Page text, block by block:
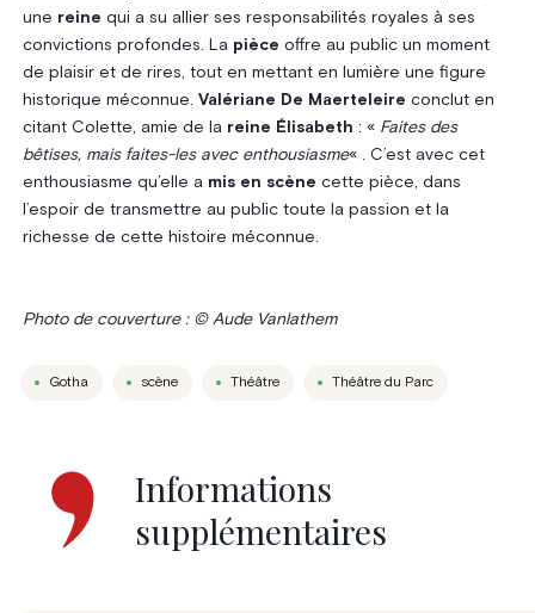
une reine qui a su allier ses responsabilités royales à ses
convictions profondes. La pièce offre au public un moment
de plaisir et de rires, tout en mettant en lumière une figure
historique méconnue. Valériane De Maerteleire conclut en
citant Colette, amie de la reine Élisabeth : « Faites des
bêtises, mais faites-les avec enthousiasme« . C’est avec cet
enthousiasme qu’elle a mis en scène cette pièce, dans
l’espoir de transmettre au public toute la passion et la
richesse de cette histoire méconnue.
Photo de couverture : © Aude Vanlathem
Gotha scène Théâtre Théâtre du Parc
Informations
supplémentaires